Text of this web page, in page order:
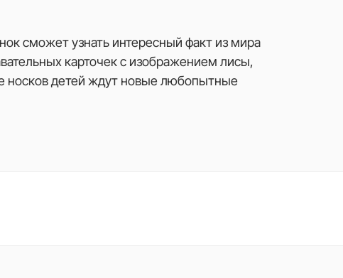
сможет узнать интересный факт из мира
карточек с изображением лисы,
носков детей ждут новые любопытные